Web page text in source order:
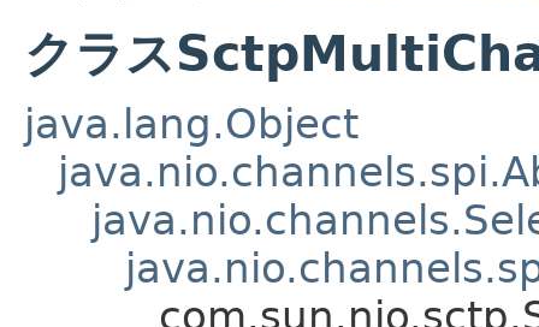
クラス
java.lang.Object